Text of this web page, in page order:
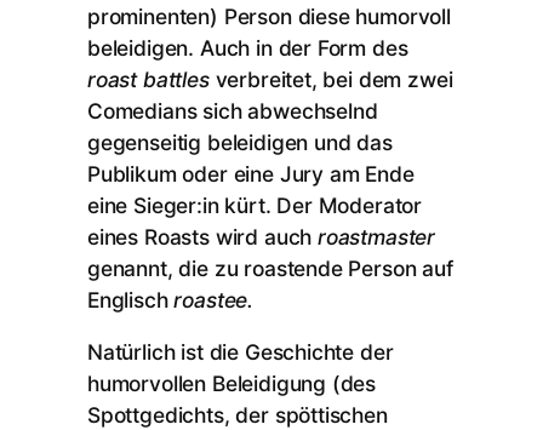
prominenten) Person diese humorvoll
beleidigen. Auch in der Form des
roast battlesverbreitet, bei dem zwei
Comedians sich abwechselnd
gegenseitig beleidigen und das
Publikum oder eine Jury am Ende
eine Sieger:in kürt. Der Moderator
eines Roasts wird auchroastmaster
genannt, die zu roastende Person auf
Englischroastee.
Natürlich ist die Geschichte der
humorvollen Beleidigung (des
Spottgedichts, der spöttischen